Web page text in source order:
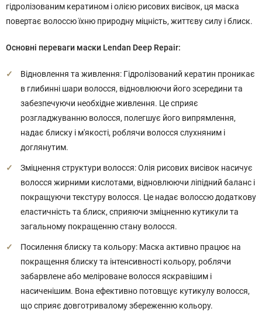
гідролізованим кератином і олією рисових висівок, ця маска
повертає волоссю їхню природну міцність, життєву силу і блиск.
Основні переваги маски Lendan Deep Repair:
Відновлення та живлення: Гідролізований кератин проникає
в глибинні шари волосся, відновлюючи його зсередини та
забезпечуючи необхідне живлення. Це сприяє
розгладжуванню волосся, полегшує його випрямлення,
надає блиску і м'якості, роблячи волосся слухняним і
доглянутим.
Зміцнення структури волосся: Олія рисових висівок насичує
волосся жирними кислотами, відновлюючи ліпідний баланс і
покращуючи текстуру волосся. Це надає волоссю додаткову
еластичність та блиск, сприяючи зміцненню кутикули та
загальному покращенню стану волосся.
Посилення блиску та кольору: Маска активно працює на
покращення блиску та інтенсивності кольору, роблячи
забарвлене або меліроване волосся яскравішим і
насиченішим. Вона ефективно потовщує кутикулу волосся,
що сприяє довготривалому збереженню кольору.